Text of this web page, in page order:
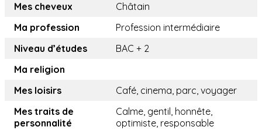
Mes cheveux
Châtain
Ma profession
Profession intermédiaire
Niveau d’études
BAC + 2
Ma religion
Mes loisirs
Café, cinema, parc, voyager
Mes traits de
personnalité
Calme, gentil, honnête,
optimiste, responsable